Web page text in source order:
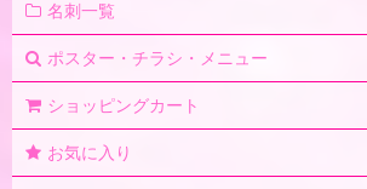
名刺一覧
ポスター・チラシ・メニュー
ショッピングカート
お気に入り